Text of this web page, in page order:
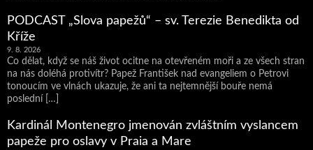
PODCAST „Slova papežů“ – sv. Terezie Benedikta od
Kříže
9. 8. 2026
Co dělat, když se náš život ocitne na otevřeném moři a ze všech stran
na nás doléhá protivítr? Papež František nad evangeliem o Petrovi
tonoucím ve vlnách ukazuje, že ani ta nejtemnější bouře nemá
poslední […]
Kardinál Montenegro jmenován zvláštním vyslancem
papeže pro oslavy v Praia a Mare